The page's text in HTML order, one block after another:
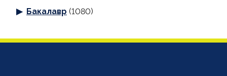
АНКЕТУВАННЯ
ДИПЛОМНІ РОБОТИ
Бакалавр (1080)